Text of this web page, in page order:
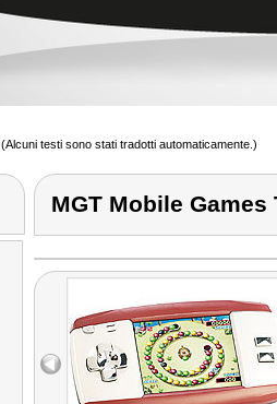
(Alcuni testi sono stati tradotti automaticamente.)
MGT Mobile